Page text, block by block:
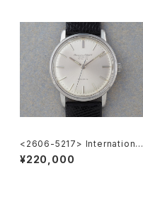
<2606-5217> International
National Co. "TURLER"
¥220,000